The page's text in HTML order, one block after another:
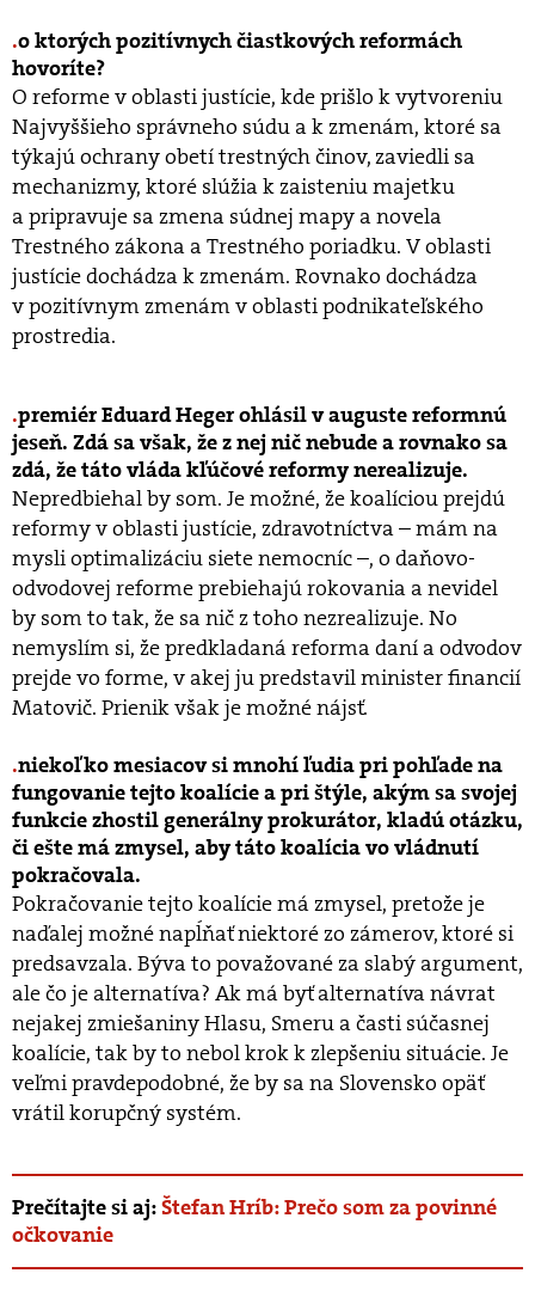
o ktorých pozitívnych čiastkových reformách
hovoríte?
O reforme v oblasti justície, kde prišlo k vytvoreniu
Najvyššieho správneho súdu a k zmenám, ktoré sa
týkajú ochrany obetí trestných činov, zaviedli sa
mechanizmy, ktoré slúžia k zaisteniu majetku
a pripravuje sa zmena súdnej mapy a novela
Trestného zákona a Trestného poriadku. V oblasti
justície dochádza k zmenám. Rovnako dochádza
v pozitívnym zmenám v oblasti podnikateľského
prostredia.
premiér Eduard Heger ohlásil v auguste reformnú
jeseň. Zdá sa však, že z nej nič nebude a rovnako sa
zdá, že táto vláda kľúčové reformy nerealizuje.
Nepredbiehal by som. Je možné, že koalíciou prejdú
reformy v oblasti justície, zdravotníctva–mám na
mysli optimalizáciu siete nemocníc–, o daňovo-
odvodovej reforme prebiehajú rokovania a nevidel
by som to tak, že sa nič z toho nezrealizuje. No
nemyslím si, že predkladaná reforma daní a odvodov
prejde vo forme, v akej ju predstavil minister financií
Matovič. Prienik však je možné nájsť.
niekoľko mesiacov si mnohí ľudia pri pohľade na
fungovanie tejto koalície a pri štýle, akým sa svojej
funkcie zhostil generálny prokurátor, kladú otázku,
či ešte má zmysel, aby táto koalícia vo vládnutí
pokračovala.
Pokračovanie tejto koalície má zmysel, pretože je
naďalej možné napĺňať niektoré zo zámerov, ktoré si
predsavzala. Býva to považované za slabý argument,
ale čo je alternatíva? Ak má byť alternatíva návrat
nejakej zmiešaniny Hlasu, Smeru a časti súčasnej
koalície, tak by to nebol krok k zlepšeniu situácie. Je
veľmi pravdepodobné, že by sa na Slovensko opäť
vrátil korupčný systém.
Prečítajte si aj:Štefan Hríb: Prečo som za povinné
očkovanie